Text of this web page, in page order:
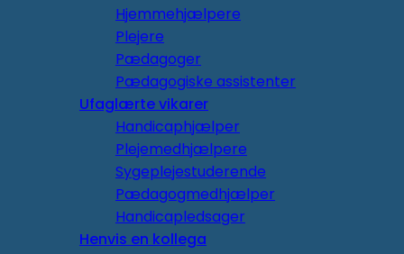
Hjemmehjælpere
Plejere
Pædagoger
Pædagogiske assistenter
Ufaglærte vikarer
Handicaphjælper
Plejemedhjælpere
Sygeplejestuderende
Pædagogmedhjælper
Handicapledsager
Henvis en kollega